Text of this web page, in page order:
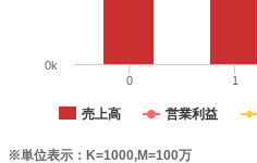
売上高 営業利益
0 1
0k
※単位表示：K=1000,M=100万